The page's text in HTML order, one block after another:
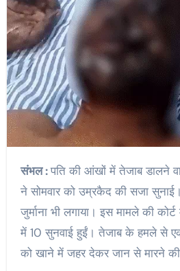
संभल :पति की आंखों में तेजाब डालने
ने सोमवार को उम्रकैद की सजा
जुर्माना भी लगाया। इस मामले की
में 10 सुनवाई हुईं। तेजाब के हमले से
को खाने में जहर देकर जान से मारने